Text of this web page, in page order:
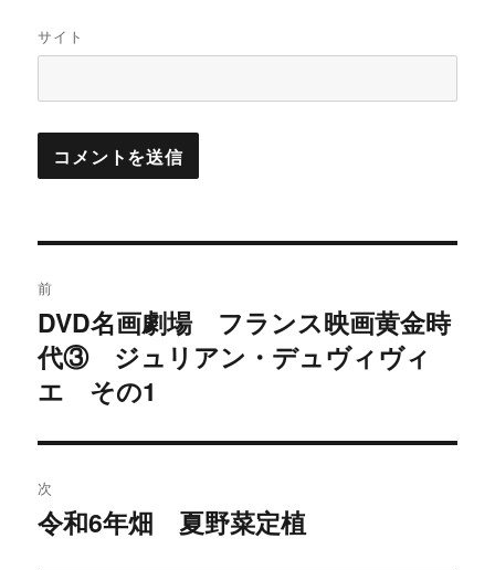
サイト
稿
ナ
ビ
ゲ
ー
シ
前
過
去
の
稿:
DVD名画劇場 フランス映画黄金時
代③ ジュリアン・デュヴィヴィ
エ その1
次
次
令和6年畑 夏野菜定植